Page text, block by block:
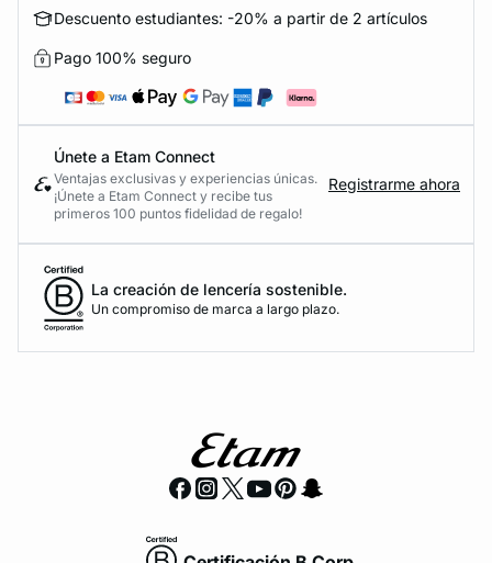
Descuento estudiantes: -20% a partir de 2 artículos
Pago 100% seguro
Únete a Etam Connect
Ventajas exclusivas y experiencias únicas.
¡Únete a Etam Connect y recibe tus
primeros 100 puntos fidelidad de regalo!
Registrarme ahora
La creación de lencería sostenible.
Un compromiso de marca a largo plazo.